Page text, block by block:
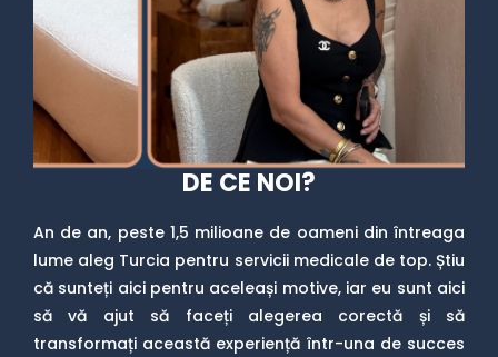
DE CE NOI?
An de an, peste 1,5 milioane de oameni din întreaga
lume aleg Turcia pentru servicii medicale de top. Știu
că sunteți aici pentru aceleași motive, iar eu sunt aici
să vă ajut să faceți alegerea corectă și să
transformați această experiență într-una de succes